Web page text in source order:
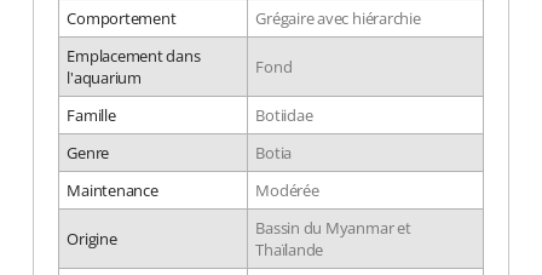
Comportement
Grégaire avec hiérarchie
Emplacement dans
l'aquarium
Fond
Famille
Botiidae
Genre
Botia
Maintenance
Modérée
Origine
Bassin du Myanmar et
Thaïlande